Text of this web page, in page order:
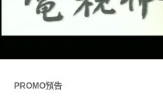
PROMO預告